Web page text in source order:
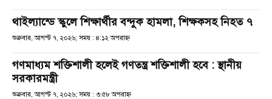
থাইল্যান্ডে স্কুলে শিক্ষার্থীর বন্দুক হামলা, শিক্ষকসহ নিহত ৭
শুক্রবার, আগস্ট ৭, ২০২৬; সময় : ৪:১২ অপরাহ্ণ
গণমাধ্যম শক্তিশালী হলেই গণতন্ত্র শক্তিশালী হবে : স্থানীয়
সরকারমন্ত্রী
শুক্রবার, আগস্ট ৭, ২০২৬; সময় : ৩:৫৮ অপরাহ্ণ